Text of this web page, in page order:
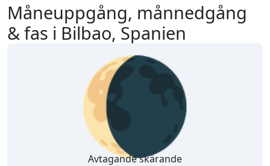
Måneuppgång, månnedgång
& fas i Bilbao, Spanien
🌘
Avtagande skärande